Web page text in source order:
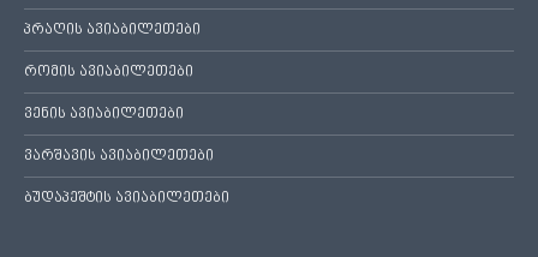
პრაღის ავიაბილეთები
რომის ავიაბილეთები
ვენის ავიაბილეთები
ვარშავის ავიაბილეთები
ბუდაპეშტის ავიაბილეთები